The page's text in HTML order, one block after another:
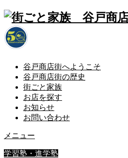
谷戸商店街へようこそ
谷戸商店街の歴史
街ごと家族
お店を探す
お知らせ
お問い合わせ
メニュー
学習塾・進学塾